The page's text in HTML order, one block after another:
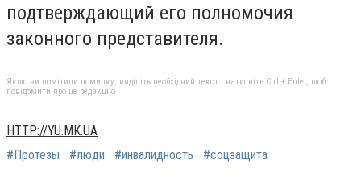
подтверждающий его полномочия
законного представителя.
Якщо ви помітили помилку, виділіть необхідний текст і натисніть Ctrl + Enter, щоб
повідомити про це редакцію
HTTP://YU.MK.UA
#Протезы
#люди #инвалидность #соцзащита